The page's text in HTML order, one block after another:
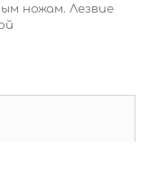
ножам. Лезвие